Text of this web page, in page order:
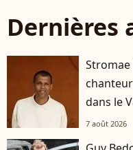
Dernières
Stromae
dans le
7 août 2026